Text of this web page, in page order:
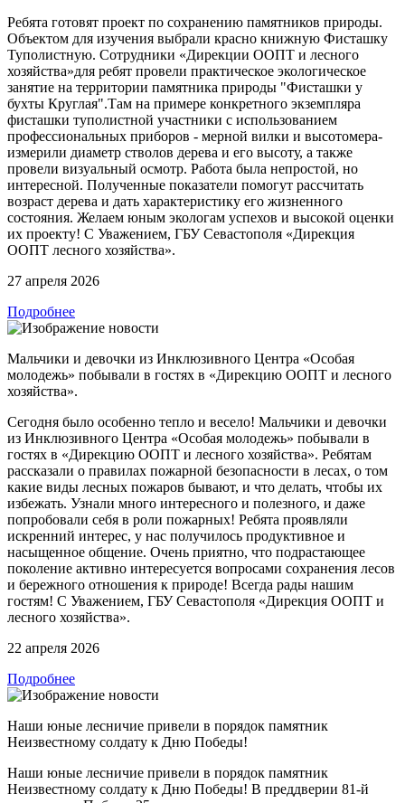
Ребята готовят проект по сохранению памятников природы.
Объектом для изучения выбрали красно книжную Фисташку
Туполистную. Сотрудники «Дирекции ООПТ и лесного
хозяйства»для ребят провели практическое экологическое
занятие на территории памятника природы "Фисташки у
бухты Круглая".Там на примере конкретного экземпляра
фисташки туполистной участники с использованием
профессиональных приборов - мерной вилки и высотомера-
измерили диаметр стволов дерева и его высоту, а также
провели визуальный осмотр. Работа была непростой, но
интересной. Полученные показатели помогут рассчитать
возраст дерева и дать характеристику его жизненного
состояния. Желаем юным экологам успехов и высокой оценки
их проекту! С Уважением, ГБУ Севастополя «Дирекция
ООПТ лесного хозяйства».
27 апреля 2026
Подробнее
Мальчики и девочки из Инклюзивного Центра «Особая
молодежь» побывали в гостях в «Дирекцию ООПТ и лесного
хозяйства».
Сегодня было особенно тепло и весело! Мальчики и девочки
из Инклюзивного Центра «Особая молодежь» побывали в
гостях в «Дирекцию ООПТ и лесного хозяйства». Ребятам
рассказали о правилах пожарной безопасности в лесах, о том
какие виды лесных пожаров бывают, и что делать, чтобы их
избежать. Узнали много интересного и полезного, и даже
попробовали себя в роли пожарных! Ребята проявляли
искренний интерес, у нас получилось продуктивное и
насыщенное общение. Очень приятно, что подрастающее
поколение активно интересуется вопросами сохранения лесов
и бережного отношения к природе! Всегда рады нашим
гостям! С Уважением, ГБУ Севастополя «Дирекция ООПТ и
лесного хозяйства».
22 апреля 2026
Подробнее
Наши юные лесничие привели в порядок памятник
Неизвестному солдату к Дню Победы!
Наши юные лесничие привели в порядок памятник
Неизвестному солдату к Дню Победы! В преддверии 81-й